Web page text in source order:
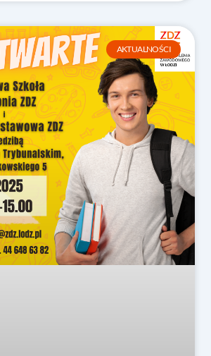
AKTUALNOŚCI